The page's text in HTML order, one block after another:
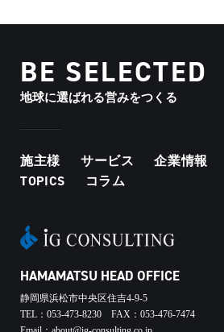
BE SELECTED
地球に選ばれる営みをつくる
施主様 サービス 企業情報
TOPICS
コラム
HAMAMATSU HEAD OFFICE
静岡県浜松市中央区住吉4-9-5
TEL：053-473-8230 FAX：053-476-7474